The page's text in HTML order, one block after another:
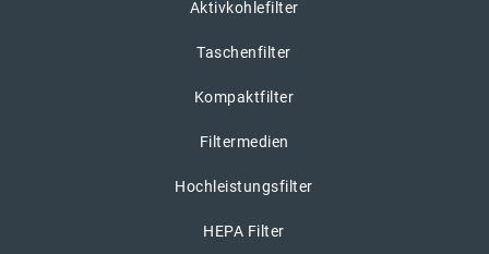
Aktivkohlefilter
Taschenfilter
Kompaktfilter
Filtermedien
Hochleistungsfilter
HEPA Filter